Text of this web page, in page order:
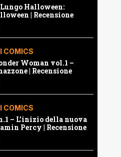
Halloween:
| Recensione
COMICS
Woman vol.1 –
| Recensione
COMICS
– L’inizio della nuova
Percy | Recensione